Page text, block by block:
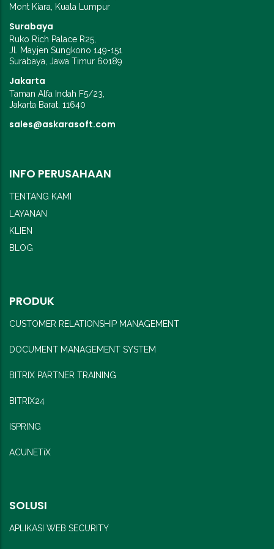
Mont Kiara, Kuala Lumpur
Surabaya
Ruko Rich Palace R25,
Jl. Mayjen Sungkono 149-151
Surabaya, Jawa Timur 60189
Jakarta
Taman Alfa Indah F5/23,
Jakarta Barat, 11640
sales@askarasoft.com
INFO PERUSAHAAN
TENTANG KAMI
LAYANAN
KLIEN
BLOG
PRODUK
CUSTOMER RELATIONSHIP MANAGEMENT
DOCUMENT MANAGEMENT SYSTEM
BITRIX PARTNER TRAINING
BITRIX24
ISPRING
ACUNETiX
SOLUSI
APLIKASI WEB SECURITY